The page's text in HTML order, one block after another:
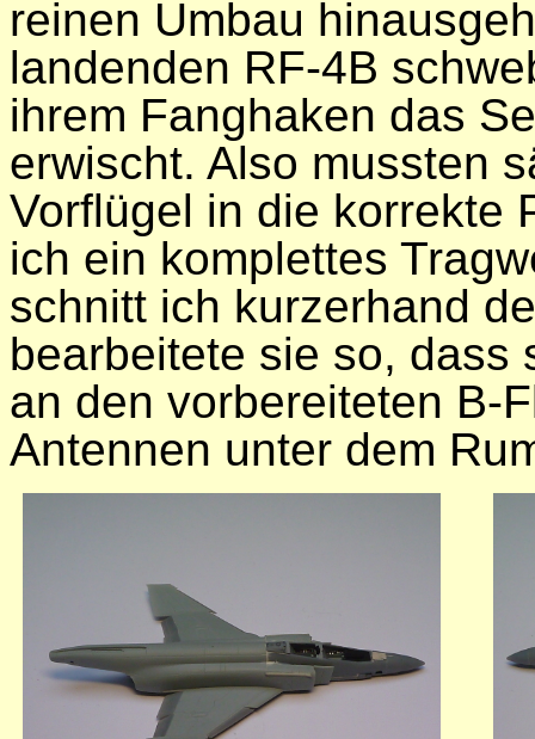
reinen Umbau
landenden RF-4B
ihrem Fanghaken das
erwischt. Also mussten
Vorflügel in die korrekte
ich ein komplettes
schnitt ich kurzerhand
bearbeitete sie so, dass
an den vorbereiteten B-
Antennen unter dem